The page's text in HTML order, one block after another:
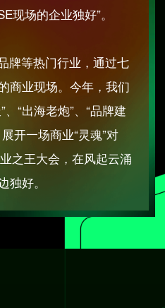
现场的企业独好”。
牌等热门行业，通过七
商业现场。今年，我们
“出海老炮”、“品牌建
开一场商业“灵魂”对
之王大会，在风起云涌
独好。